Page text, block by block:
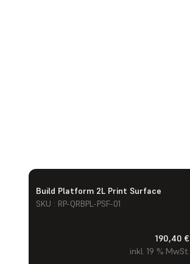
Build Platform 2L Print Surface
SKU : RP-QRBPL-PSF-01
190,40 €
inkl. 19 % MwSt.